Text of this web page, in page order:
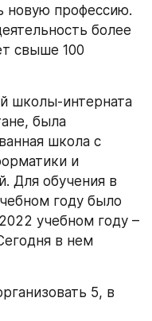
новую профессию.
более
свыше 100
школы-интерната
была
школа с
и
Для обучения в
году было
учебном году –
в нем
5, в